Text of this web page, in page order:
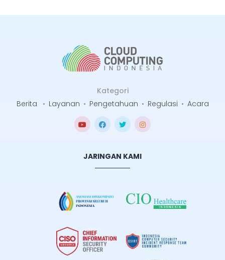
Kategori
Berita
• Layanan • Pengetahuan • Regulasi • Acara
JARINGAN KAMI